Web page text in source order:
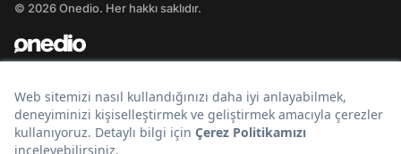
© 2026 Onedio. Her hakkı saklıdır.
Bir markasıdır.